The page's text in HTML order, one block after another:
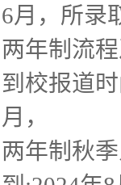
6月，所录
两年制流
到校报道
月，
两年制秋